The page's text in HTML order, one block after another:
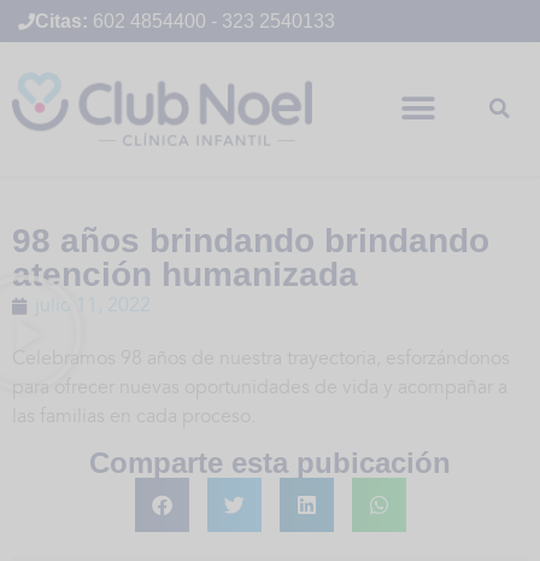
Citas: 602 4854400 - 323 2540133
98 años brindando brindando
atención humanizada
julio 11, 2022
Comparte esta pubicación